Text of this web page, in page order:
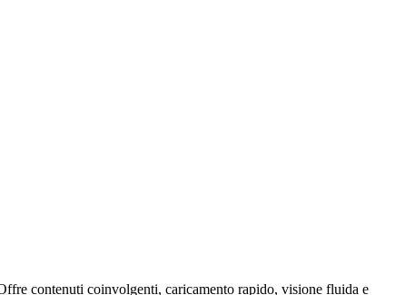
contenuti coinvolgenti, caricamento rapido, visione fluida e